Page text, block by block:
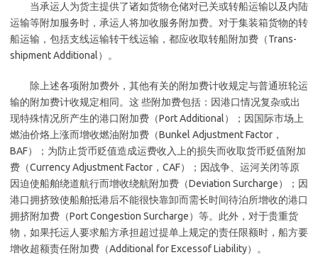
当承运人为货主提供了诸如货物仓储对已关或转船运输以及内陆
运输等附加服务时，承运人将加收服务附加费。对于集装箱货物的转
船运输，包括支线运输转干线运输，都应收取转船附加费（Trans-
shipment Additional）。
除上述各项附加费外，其他有关的附加费计收规定与普通班轮运
输的附加费计收规定相同。这 些附加费包括：因港口情况复杂或出
现特殊情况所产生的港口附加费（Port Additional）；因国际市场上
燃油价烙上涨而增收燃油附加费（Bunkel Adjustment Factor，
BAF）；为防止货币贬值造成运费收入上的损失而收取货币贬值附加
费（Currency Adjustment Factor，CAF）；因战争、运河关闭等原
因迫使船舶绕道航行而增收绕航附加费（Deviation Surcharge）；因
港口拥挤致使船舶抵港后不能很快靠卸而需长时间待泊所增收的港口
拥挤附加费（Port Congestion Surcharge）等。此外，对于贵重货
物，如果托运人要求船方承担超过提单上规定的责任限额时，船方要
增收超额责任附加费（Additional for Excessof Liability）。